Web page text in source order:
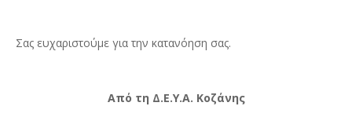
Σας ευχαριστούμε για την κατανόηση σας.
Από τη Δ.Ε.Υ.Α. Κοζάνης